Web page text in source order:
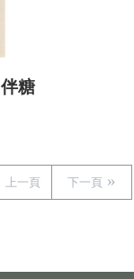
糖
上一頁 下一頁